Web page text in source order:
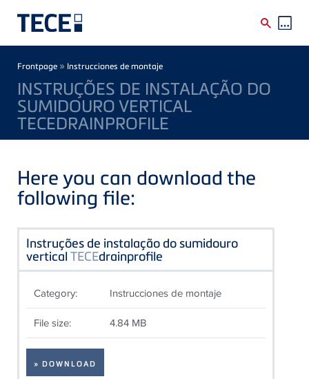
Breadcrumb
Frontpage » Instrucciones de montaje
INSTRUÇÕES DE INSTALAÇÃO DO
SUMIDOURO VERTICAL
TECEDRAINPROFILE
Here you can download the
following file:
Instruções de instalação do sumidouro
vertical TECEdrainprofile
Category: Instrucciones de montaje
File size: 4.84 MB
» DOWNLOAD